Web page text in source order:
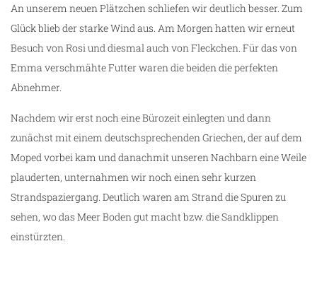
An unserem neuen Plätzchen schliefen wir deutlich besser. Zum
Glück blieb der starke Wind aus. Am Morgen hatten wir erneut
Besuch von Rosi und diesmal auch von Fleckchen. Für das von
Emma verschmähte Futter waren die beiden die perfekten
Abnehmer.
Nachdem wir erst noch eine Bürozeit einlegten und dann
zunächst mit einem deutschsprechenden Griechen, der auf dem
Moped vorbei kam und danachmit unseren Nachbarn eine Weile
plauderten, unternahmen wir noch einen sehr kurzen
Strandspaziergang. Deutlich waren am Strand die Spuren zu
sehen, wo das Meer Boden gut macht bzw. die Sandklippen
einstürzten.